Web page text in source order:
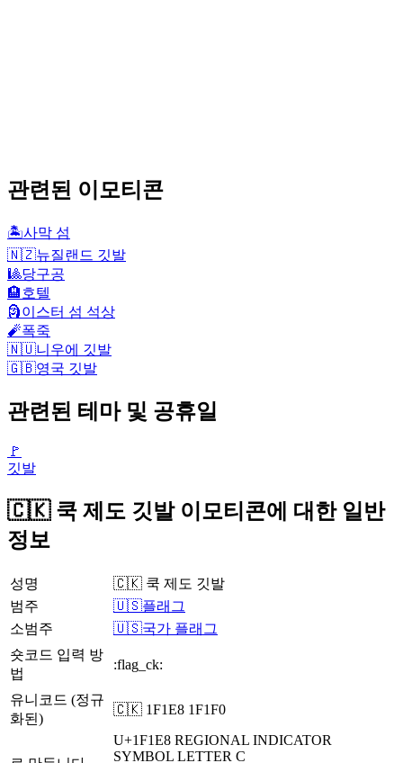
관련된 이모티콘
🏝️사막 섬
🇳🇿뉴질랜드 깃발
🎱당구공
🏨호텔
🗿이스터 섬 석상
🧨폭죽
🇳🇺니우에 깃발
🇬🇧영국 깃발
관련된 테마 및 공휴일
🚩
깃발
🇨🇰 쿡 제도 깃발 이모티콘에 대한 일반
정보
성명
🇨🇰 쿡 제도 깃발
범주
🇺🇸플래그
소범주
🇺🇸국가 플래그
숏코드 입력 방
법
:flag_ck:
유니코드 (정규
화된)
🇨🇰 1F1E8 1F1F0
U+1F1E8 REGIONAL INDICATOR
SYMBOL LETTER C